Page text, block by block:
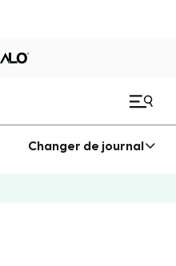
Changer de journal